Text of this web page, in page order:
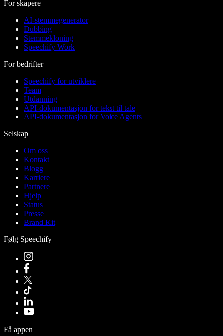
For skapere
AI-stemmegenerator
Dubbing
Stemmekloning
Speechify Work
For bedrifter
Speechify for utviklere
Team
Utdanning
API-dokumentasjon for tekst til tale
API-dokumentasjon for Voice Agents
Selskap
Om oss
Kontakt
Blogg
Karriere
Partnere
Hjelp
Status
Presse
Brand Kit
Følg Speechify
Få appen